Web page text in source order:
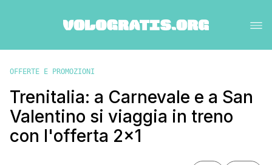
OFFERTE E PROMOZIONI
Trenitalia: a Carnevale e a San
Valentino si viaggia in treno
con l'offerta 2×1